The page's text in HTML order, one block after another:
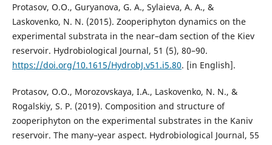
Protasov, O.O., Guryanova, G. A., Sylaieva, A. A., &
Laskovenko, N. N. (2015). Zooperiphyton dynamics on the
experimental substrata in the near–dam section of the Kiev
reservoir. Hydrobiological Journal, 51 (5), 80–90.
https://doi.org/10.1615/HydrobJ.v51.i5.80. [in English].
Protasov, O.O., Morozovskaya, I.A., Laskovenko, N. N., &
Rogalskiy, S. P. (2019). Composition and structure of
zooperiphyton on the experimental substrates in the Kaniv
reservoir. The many–year aspect. Hydrobiological Journal, 55